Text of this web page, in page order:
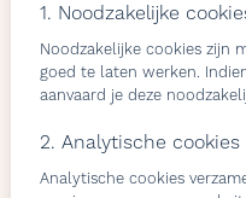
webshop.
Verlangslijstjes maken
1. Noodzakelijke
Noodzakelijke cookies zijn
goed te laten werken.
aanvaard je deze
2. Analytische cookies
Analytische cookies